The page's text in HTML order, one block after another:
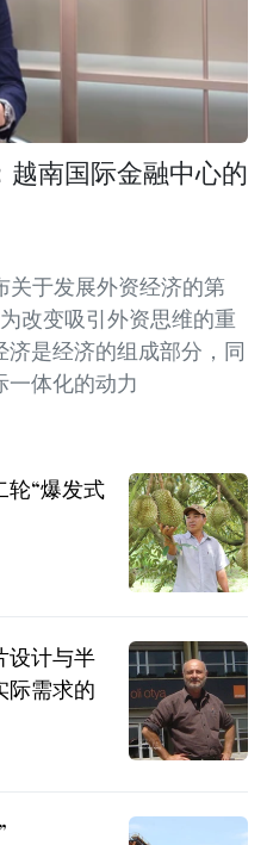
南国际金融中心的
关于发展外资经济的第
改变吸引外资思维的重
是经济的组成部分，同
一体化的动力
轮“爆发式
设计与半
际需求的